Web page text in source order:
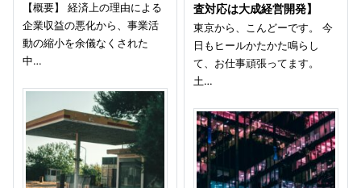
【概要】 経済上の理由による
企業収益の悪化から、事業活
動の縮小を余儀なくされた
中…
査対応は大成経営開発】
東京から、こんどーです。 今
日もヒールかたかた鳴らし
て、お仕事頑張ってます。
土…